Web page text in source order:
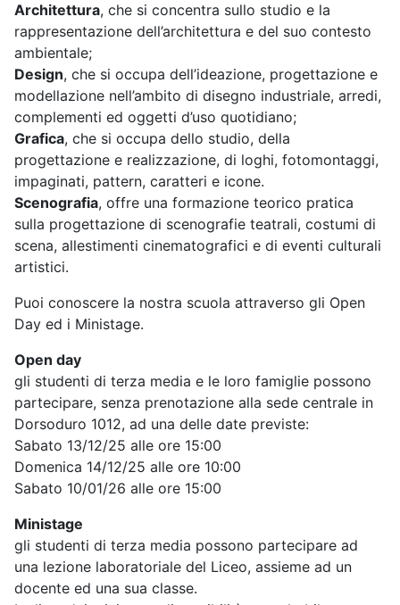
Architettura, che si concentra sullo studio e la
rappresentazione dell’architettura e del suo contesto
ambientale;
Design, che si occupa dell’ideazione, progettazione e
modellazione nell’ambito di disegno industriale, arredi,
complementi ed oggetti d’uso quotidiano;
Grafica, che si occupa dello studio, della
progettazione e realizzazione, di loghi, fotomontaggi,
impaginati, pattern, caratteri e icone.
Scenografia, offre una formazione teorico pratica
sulla progettazione di scenografie teatrali, costumi di
scena, allestimenti cinematografici e di eventi culturali
artistici.
Puoi conoscere la nostra scuola attraverso gli Open
Day ed i Ministage.
Open day
gli studenti di terza media e le loro famiglie possono
partecipare, senza prenotazione alla sede centrale in
Dorsoduro 1012, ad una delle date previste:
Sabato 13/12/25 alle ore 15:00
Domenica 14/12/25 alle ore 10:00
Sabato 10/01/26 alle ore 15:00
Ministage
gli studenti di terza media possono partecipare ad
una lezione laboratoriale del Liceo, assieme ad un
docente ed una sua classe.